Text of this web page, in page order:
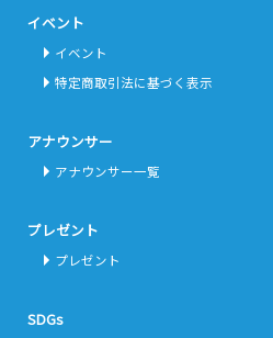
イベント
イベント
特定商取引法に基づく表示
アナウンサー
アナウンサー一覧
プレゼント
プレゼント
SDGs